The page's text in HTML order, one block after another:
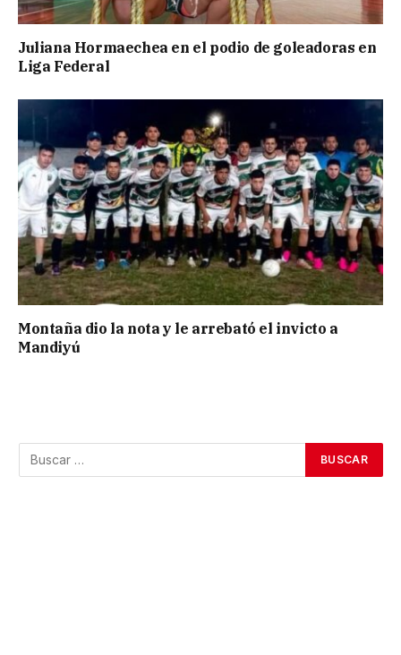
Juliana Hormaechea en el podio de goleadoras en
Liga Federal
Montaña dio la nota y le arrebató el invicto a
Mandiyú